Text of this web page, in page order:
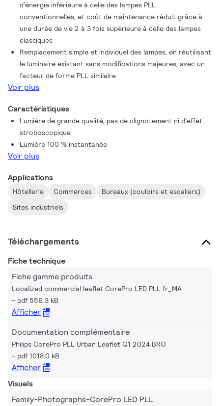
d’énergie inférieure à celle des lampes PLL
conventionnelles, et coût de maintenance réduit grâce à
une durée de vie 2 à 3 fois supérieure à celle des lampes
classiques
Remplacement simple et individuel des lampes, en réutilisant
le luminaire existant sans modifications majeures, avec un
facteur de forme PLL similaire
Voir plus
Caractéristiques
Lumière de grande qualité, pas de clignotement ni d’effet
stroboscopique
Lumière 100 % instantanée
Voir plus
Applications
Hôtellerie Commerces
Bureaux (couloirs et escaliers)
Sites industriels
Téléchargements
Fiche technique
Fiche gamme produits
Localized commercial leaflet CorePro LED PLL fr_MA
pdf 556.3 kB
Afficher
Documentation complémentaire
Philips CorePro PLL Urban Leaflet Q1 2024 BRO
pdf 1018.0 kB
Afficher
Visuels
Family-Photographs-CorePro LED PLL